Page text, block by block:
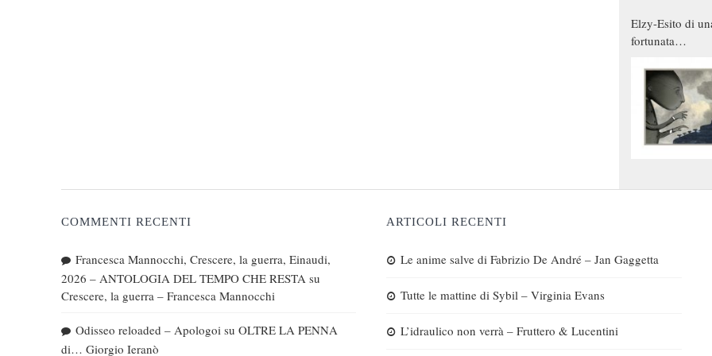
Elzy-Esito di
fortunata
COMMENTI RECENTI
Francesca Mannocchi, Crescere, la guerra, Einaudi,
2026 – ANTOLOGIA DEL TEMPO CHE RESTA su
Crescere, la guerra – Francesca Mannocchi
Odisseo reloaded – Apologoi su OLTRE LA PENNA
di… Giorgio Ieranò
ARTICOLI RECENTI
Le anime salve di Fabrizio De André – Jan Gaggetta
Tutte le mattine di Sybil – Virginia Evans
L’idraulico non verrà – Fruttero & Lucentini